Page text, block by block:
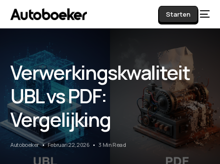
Starten
Verwerkingskwaliteit
UBL vs PDF:
Vergelijking
Autoboeker Februari 22, 2026 3 Min Read
AI